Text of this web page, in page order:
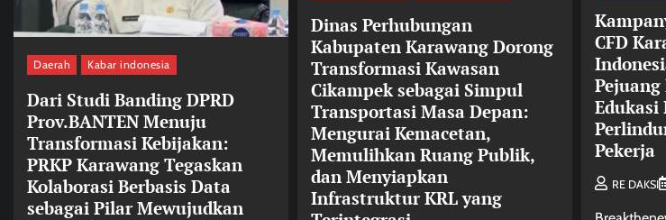
Daerah Kabar indonesia
Dari Studi Banding DPRD
Prov.BANTEN Menuju
Transformasi Kebijakan:
PRKP Karawang Tegaskan
Kolaborasi Berbasis Data
sebagai Pilar Mewujudkan
Dinas Perhubungan
Kabupaten Karawang Dorong
Transformasi Kawasan
Cikampek sebagai Simpul
Transportasi Masa Depan:
Mengurai Kemacetan,
Memulihkan Ruang Publik,
dan Menyiapkan
Infrastruktur KRL yang
CFD
Pejuang
Edukasi
Pekerja
RE DAKSI